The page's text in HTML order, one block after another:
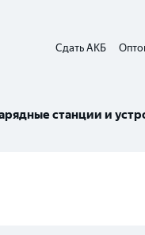
Сдать АКБ
станции и